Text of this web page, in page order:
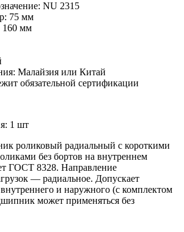
NU 2315
75 мм
160 мм
Малайзия или Китай
обязательной сертификации
1 шт
роликовый радиальный с короткими
без бортов на внутреннем
ГОСТ 8328. Направление
— радиальное. Допускает
и наружного (с комплектом
может применяться без